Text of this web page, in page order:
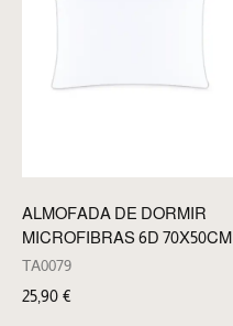
ALMOFADA DE DORMIR
MICROFIBRAS 6D 70X50CM
TA0079
25,90 €